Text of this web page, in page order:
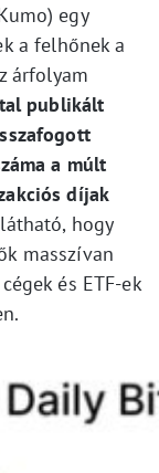
egy
a felhőnek a
árfolyam
publikált
a múlt
díjak
hogy
masszívan
és ETF-ek